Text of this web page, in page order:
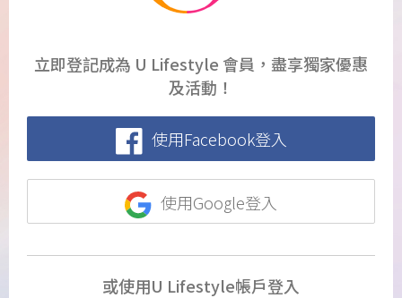
立即登記成為 U Lifestyle 會員，盡享獨家優惠
及活動！
使用Facebook登入
使用Google登入
或使用U Lifestyle帳戶登入